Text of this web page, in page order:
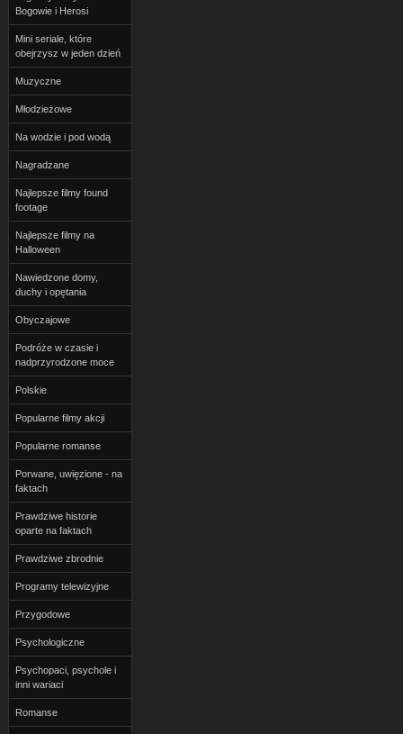
Bogowie i Herosi
Mini seriale, które
obejrzysz w jeden dzień
Muzyczne
Młodzieżowe
Na wodzie i pod wodą
Nagradzane
Najlepsze filmy found
footage
Najlepsze filmy na
Halloween
Nawiedzone domy,
duchy i opętania
Obyczajowe
Podróże w czasie i
nadprzyrodzone moce
Polskie
Popularne filmy akcji
Popularne romanse
Porwane, uwięzione - na
faktach
Prawdziwe historie
oparte na faktach
Prawdziwe zbrodnie
Programy telewizyjne
Przygodowe
Psychologiczne
Psychopaci, psychole i
inni wariaci
Romanse